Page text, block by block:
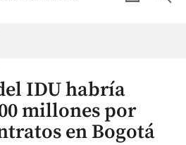
IDU habría
millones por
en Bogotá